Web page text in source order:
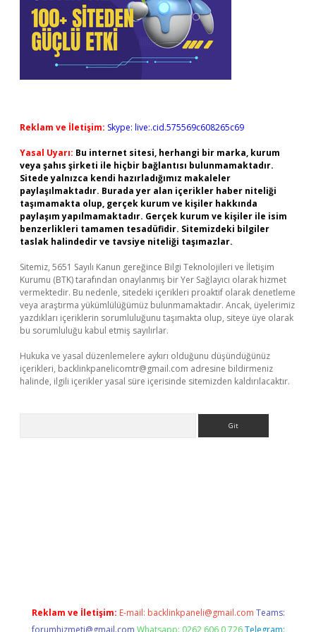
Reklam ve İletişim: Skype: live:.cid.575569c608265c69
Yasal Uyarı: Bu internet sitesi, herhangi bir marka, kurum
veya şahıs şirketi ile hiçbir bağlantısı bulunmamaktadır.
Sitede yalnızca kendi hazırladığımız makaleler
paylaşılmaktadır. Burada yer alan içerikler haber niteliği
taşımamakta olup, gerçek kurum ve kişiler hakkında
paylaşım yapılmamaktadır. Gerçek kurum ve kişiler ile isim
benzerlikleri tamamen tesadüfidir. Sitemizdeki bilgiler
taslak halindedir ve tavsiye niteliği taşımazlar.
Sitemiz, 5651 Sayılı Kanun gereğince Bilgi Teknolojileri ve İletişim
Kurumu (BTK) tarafından onaylanmış bir Yer Sağlayıcı olarak hizmet
vermektedir. Bu nedenle, sitedeki içerikleri proaktif olarak denetleme
veya araştırma yükümlülüğümüz bulunmamaktadır. Ancak, üyelerimiz
yazdıkları içeriklerin sorumluluğunu taşımakta olup, siteye üye olarak
bu sorumluluğu kabul etmiş sayılırlar.
Hukuka ve yasal düzenlemelere aykırı olduğunu düşündüğünüz
içerikleri, backlinkpanelicomtr@gmail.com adresine bildirmeniz
halinde, ilgili içerikler yasal süre içerisinde sitemizden kaldırılacaktır.
Reklam ve İletişim: E-mail: backlinkpaneli@gmail.com Teams:
forumhizmeti@gmail.com Whatsapp: 0262 606 0 726 Telegram: